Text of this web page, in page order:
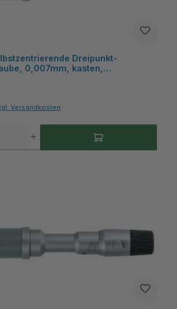
Dreipunkt-
0,007mm, kasten,
Versandkosten